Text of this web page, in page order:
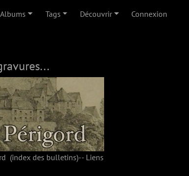
Albums Tags Découvrir Connexion
(index des bulletins)-- Liens